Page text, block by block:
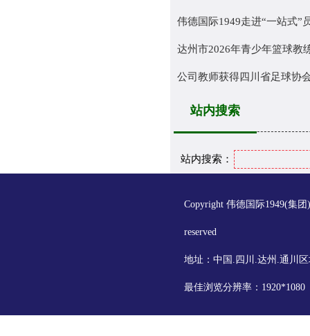
伟德国际1949走进“一站式”
达州市2026年青少年篮球教
公司教师获得四川省足球协
站内搜索
站内搜索：
Copyright 伟德国际1949(集
reserved
地址：中国.四川.达州.通川
最佳浏览分辨率：1920*1080